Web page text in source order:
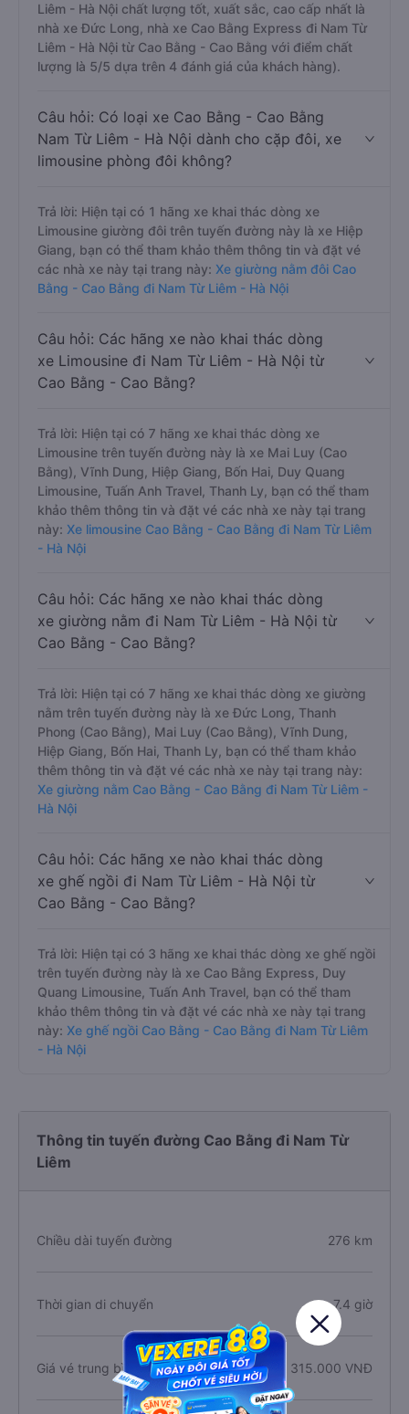
Liêm - Hà Nội chất lượng tốt, xuất sắc, cao cấp nhất là
nhà xe Đức Long, nhà xe Cao Bằng Express đi Nam Từ
Liêm - Hà Nội từ Cao Bằng - Cao Bằng với điểm chất
lượng là 5/5 dựa trên 4 đánh giá của khách hàng).
Câu hỏi: Có loại xe Cao Bằng - Cao Bằng
Nam Từ Liêm - Hà Nội dành cho cặp đôi, xe
limousine phòng đôi không?
Trả lời: Hiện tại có 1 hãng xe khai thác dòng xe
Limousine giường đôi trên tuyến đường này là xe Hiệp
Giang, bạn có thể tham khảo thêm thông tin và đặt vé
các nhà xe này tại trang này: Xe giường nằm đôi Cao
Bằng - Cao Bằng đi Nam Từ Liêm - Hà Nội
Câu hỏi: Các hãng xe nào khai thác dòng
xe Limousine đi Nam Từ Liêm - Hà Nội từ
Cao Bằng - Cao Bằng?
Trả lời: Hiện tại có 7 hãng xe khai thác dòng xe
Limousine trên tuyến đường này là xe Mai Luy (Cao
Bằng), Vĩnh Dung, Hiệp Giang, Bốn Hai, Duy Quang
Limousine, Tuấn Anh Travel, Thanh Ly, bạn có thể tham
khảo thêm thông tin và đặt vé các nhà xe này tại trang
này: Xe limousine Cao Bằng - Cao Bằng đi Nam Từ Liêm
- Hà Nội
Câu hỏi: Các hãng xe nào khai thác dòng
xe giường nằm đi Nam Từ Liêm - Hà Nội từ
Cao Bằng - Cao Bằng?
Trả lời: Hiện tại có 7 hãng xe khai thác dòng xe giường
nằm trên tuyến đường này là xe Đức Long, Thanh
Phong (Cao Bằng), Mai Luy (Cao Bằng), Vĩnh Dung,
Hiệp Giang, Bốn Hai, Thanh Ly, bạn có thể tham khảo
thêm thông tin và đặt vé các nhà xe này tại trang này:
Xe giường nằm Cao Bằng - Cao Bằng đi Nam Từ Liêm -
Hà Nội
Câu hỏi: Các hãng xe nào khai thác dòng
xe ghế ngồi đi Nam Từ Liêm - Hà Nội từ
Cao Bằng - Cao Bằng?
Trả lời: Hiện tại có 3 hãng xe khai thác dòng xe ghế ngồi
trên tuyến đường này là xe Cao Bằng Express, Duy
Quang Limousine, Tuấn Anh Travel, bạn có thể tham
khảo thêm thông tin và đặt vé các nhà xe này tại trang
này: Xe ghế ngồi Cao Bằng - Cao Bằng đi Nam Từ Liêm
- Hà Nội
Thông tin tuyến đường Cao Bằng đi Nam Từ
Liêm
Chiều dài tuyến đường 276 km
Thời gian di chuyển 7.4 giờ
Giá vé trung bình 315.000 VNĐ